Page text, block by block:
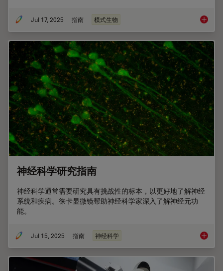
Jul 17, 2025 指南 模式生物
神经科学研究指南
神经科学通常需要研究具有挑战性的标本，以更好地了解神经
系统和疾病。徕卡显微镜帮助神经科学家深入了解神经元功
能。
Jul 15, 2025 指南 神经科学 神经科